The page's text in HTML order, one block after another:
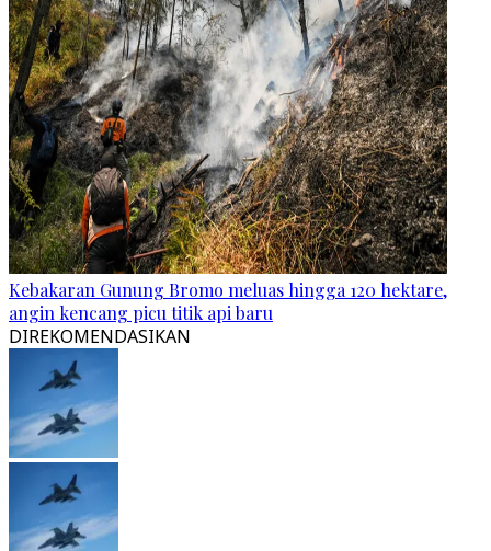
Kebakaran Gunung Bromo meluas hingga 120 hektare,
angin kencang picu titik api baru
DIREKOMENDASIKAN